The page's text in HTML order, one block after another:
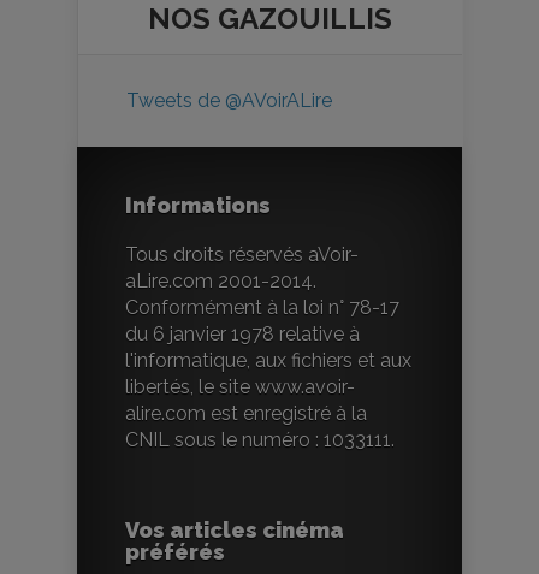
NOS GAZOUILLIS
Tweets de @AVoirALire
Informations
Tous droits réservés aVoir-
aLire.com 2001-2014.
Conformément à la loi n° 78-17
du 6 janvier 1978 relative à
l'informatique, aux fichiers et aux
libertés, le site www.avoir-
alire.com est enregistré à la
CNIL sous le numéro : 1033111.
Vos articles cinéma
préférés